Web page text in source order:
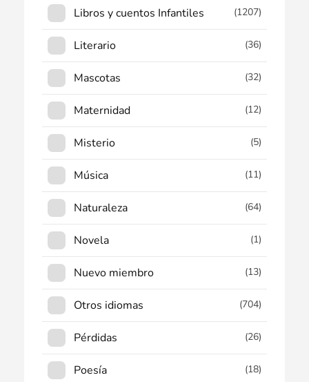
Libros y cuentos Infantiles (1207)
Literario (36)
Mascotas (32)
Maternidad (12)
Misterio (5)
Música (11)
Naturaleza (64)
Novela (1)
Nuevo miembro (13)
Otros idiomas (704)
Pérdidas (26)
Poesía (18)